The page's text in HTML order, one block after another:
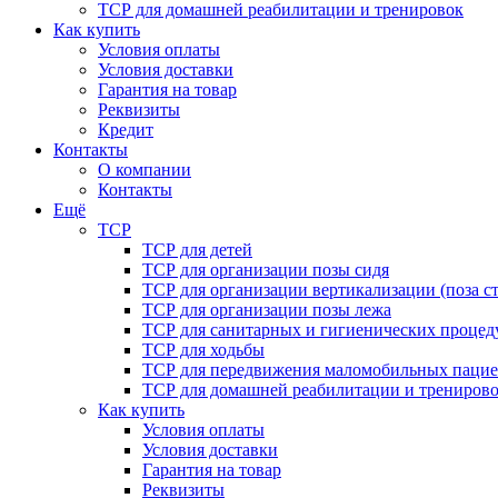
ТСР для домашней реабилитации и тренировок
Как купить
Условия оплаты
Условия доставки
Гарантия на товар
Реквизиты
Кредит
Контакты
О компании
Контакты
Ещё
ТСР
ТСР для детей
ТСР для организации позы сидя
ТСР для организации вертикализации (поза
ТСР для организации позы лежа
ТСР для санитарных и гигиенических
ТСР для ходьбы
ТСР для передвижения маломобильных
ТСР для домашней реабилитации и
Как купить
Условия оплаты
Условия доставки
Гарантия на товар
Реквизиты